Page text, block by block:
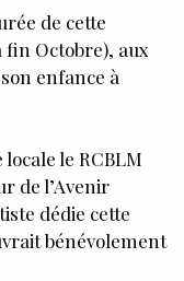
de cette
Octobre), aux
enfance à
le RCBLM
de l’Avenir
dédie cette
bénévolement